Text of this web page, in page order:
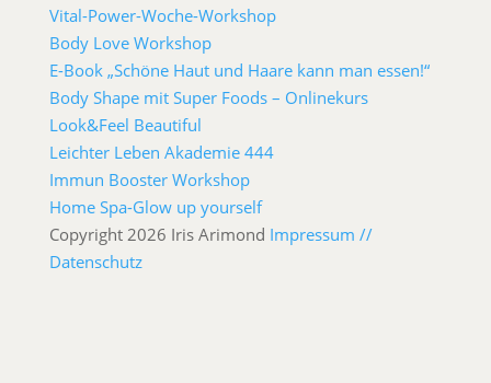
Vital-Power-Woche-Workshop
Body Love Workshop
E-Book „Schöne Haut und Haare kann man essen!“
Body Shape mit Super Foods – Onlinekurs
Look&Feel Beautiful
Leichter Leben Akademie 444
Immun Booster Workshop
Home Spa-Glow up yourself
Copyright 2026 Iris Arimond Impressum //
Datenschutz